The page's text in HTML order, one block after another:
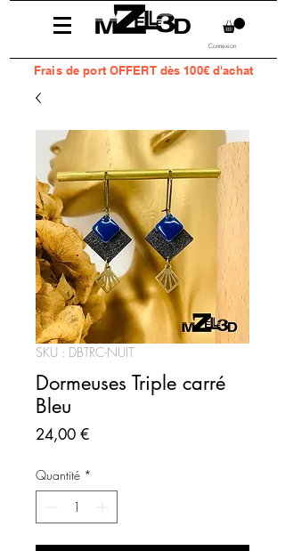
Connexion
Fraisde port OFFERT dès 100€ d'achat
SKU : DBTRC-NUIT
Dormeuses Triple carré
Bleu
24,00 €Prix
Quantité *